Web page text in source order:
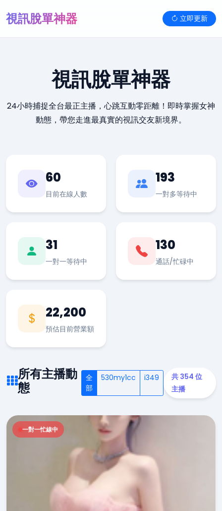
視訊脫單神器 立即更新
視訊脫單神器
24小時捕捉全台最正主播，心跳互動零距離！即時掌握女神
動態，帶您走進最真實的視訊交友新境界。
60
目前在線人數
193
一對多等待中
31
一對一等待中
130
通話/忙碌中
22,200
預估目前營業額
所有主播動
態
全
部
530my1cc i349
共 354 位
主播
一對一忙線中